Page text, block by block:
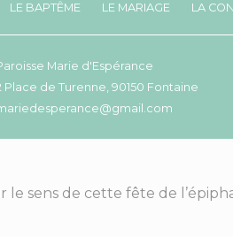
LE BAPTÊME LE MARIAGE LA
Marie d'Espérance
Place de Turenne, 90150 Fontaine
sens de cette fête de